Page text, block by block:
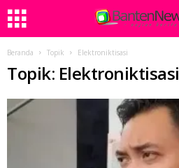
Beranda Topik Elektroniktisasi
Topik: Elektroniktisasi